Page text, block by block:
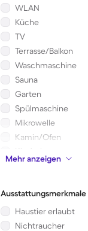
WLAN
Küche
TV
Terrasse/Balkon
Waschmaschine
Sauna
Garten
Spülmaschine
Mikrowelle
Kamin/Ofen
Kinderbett
Klimaanlage
Mehr anzeigen
Ausstattungsmerkmale
Haustier erlaubt
Nichtraucher